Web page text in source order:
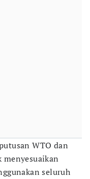
WTO dan
seluruh